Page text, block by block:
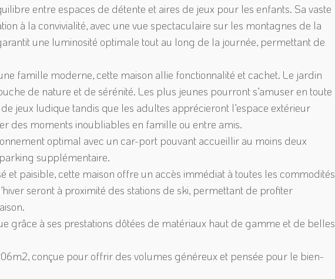
entre espaces de détente et aires de jeux pour les enfants. Sa vaste
à la convivialité, avec une vue spectaculaire sur les montagnes de la
une luminosité optimale tout au long de la journée, permettant de
famille moderne, cette maison allie fonctionnalité et cachet. Le jardin
de nature et de sérénité. Les plus jeunes pourront s’amuser en toute
jeux ludique tandis que les adultes apprécieront l’espace extérieur
des moments inoubliables en famille ou entre amis.
optimal avec un car-port pouvant accueillir au moins deux
supplémentaire.
et paisible, cette maison offre un accès immédiat à toutes les commodités
seront à proximité des stations de ski, permettant de profiter
grâce à ses prestations dôtées de matériaux haut de gamme et de belles
conçue pour offrir des volumes généreux et pensée pour le bien-